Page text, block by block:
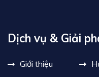
Dịch vụ & Giải
Giới thiệu